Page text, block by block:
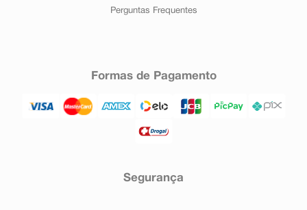
Perguntas Frequentes
Formas de Pagamento
Segurança